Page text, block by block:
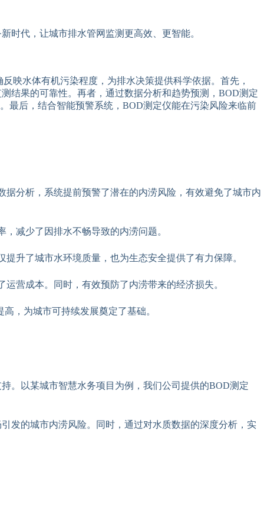
时代，让城市排水管网监测更高效、更智能。
映水体有机污染程度，为排水决策提供科学依据。首先，
结果的可靠性。再者，通过数据分析和趋势预测，BOD测定
最后，结合智能预警系统，BOD测定仪能在污染风险来临前
分析，系统提前预警了潜在的内涝风险，有效避免了城市内
减少了因排水不畅导致的内涝问题。
升了城市水环境质量，也为生态安全提供了有力保障。
营成本。同时，有效预防了内涝带来的经济损失。
，为城市可持续发展奠定了基础。
。以某城市智慧水务项目为例，我们公司提供的BOD测定
发的城市内涝风险。同时，通过对水质数据的深度分析，实